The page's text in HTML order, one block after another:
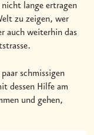
lange ertragen
zu zeigen, wer
auch weiterhin das
schmissigen
dessen Hilfe am
und gehen,